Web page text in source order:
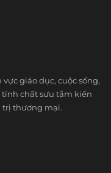
giáo dục, cuộc sống,
chất sưu tầm kiến
trị thương mại.